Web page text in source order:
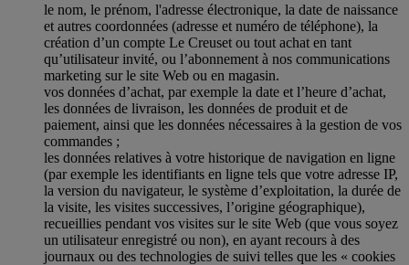
le nom, le prénom, l'adresse électronique, la date de naissance
et autres coordonnées (adresse et numéro de téléphone), la
création d’un compte Le Creuset ou tout achat en tant
qu’utilisateur invité, ou l’abonnement à nos communications
marketing sur le site Web ou en magasin.
vos données d’achat, par exemple la date et l’heure d’achat,
les données de livraison, les données de produit et de
paiement, ainsi que les données nécessaires à la gestion de vos
commandes ;
les données relatives à votre historique de navigation en ligne
(par exemple les identifiants en ligne tels que votre adresse IP,
la version du navigateur, le système d’exploitation, la durée de
la visite, les visites successives, l’origine géographique),
recueillies pendant vos visites sur le site Web (que vous soyez
un utilisateur enregistré ou non), en ayant recours à des
journaux ou des technologies de suivi telles que les « cookies